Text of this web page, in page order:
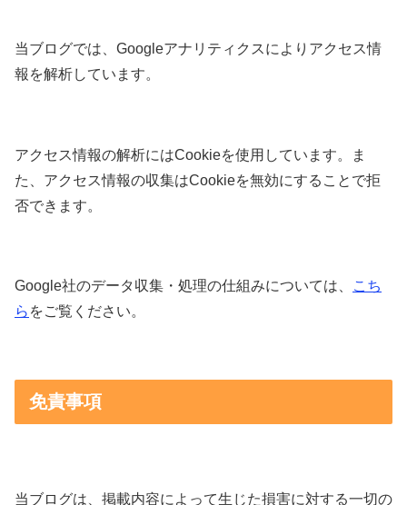
当ブログでは、Googleアナリティクスによりアクセス情
報を解析しています。
アクセス情報の解析にはCookieを使用しています。ま
た、アクセス情報の収集はCookieを無効にすることで拒
否できます。
Google社のデータ収集・処理の仕組みについては、
こち
ら をご覧ください。
免責事項
当ブログは、掲載内容によって生じた損害に対する一切の